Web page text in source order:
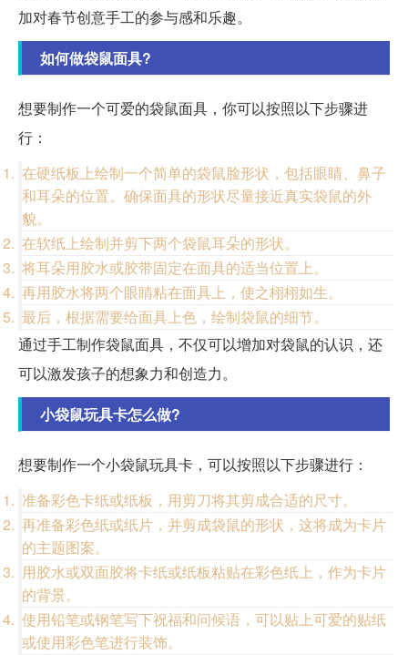
加对春节创意手工的参与感和乐趣。
如何做袋鼠面具?
想要制作一个可爱的袋鼠面具，你可以按照以下步骤进
行：
在硬纸板上绘制一个简单的袋鼠脸形状，包括眼睛、鼻子
和耳朵的位置。确保面具的形状尽量接近真实袋鼠的外
貌。
在软纸上绘制并剪下两个袋鼠耳朵的形状。
将耳朵用胶水或胶带固定在面具的适当位置上。
再用胶水将两个眼睛粘在面具上，使之栩栩如生。
最后，根据需要给面具上色，绘制袋鼠的细节。
通过手工制作袋鼠面具，不仅可以增加对袋鼠的认识，还
可以激发孩子的想象力和创造力。
小袋鼠玩具卡怎么做?
想要制作一个小袋鼠玩具卡，可以按照以下步骤进行：
准备彩色卡纸或纸板，用剪刀将其剪成合适的尺寸。
再准备彩色纸或纸片，并剪成袋鼠的形状，这将成为卡片
的主题图案。
用胶水或双面胶将卡纸或纸板粘贴在彩色纸上，作为卡片
的背景。
使用铅笔或钢笔写下祝福和问候语，可以贴上可爱的贴纸
或使用彩色笔进行装饰。